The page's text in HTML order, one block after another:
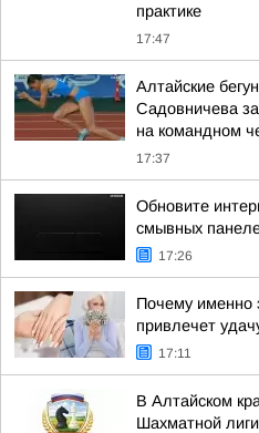
практике
17:47
Алтайские
Садовничева
на командном
17:37
Обновите
смывных
17:26
Почему именно
привлечет
17:11
В Алтайском
Шахматной